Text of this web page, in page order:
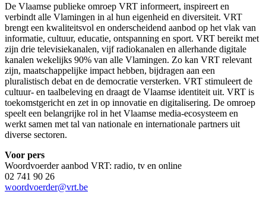
De Vlaamse publieke omroep VRT informeert, inspireert en
verbindt alle Vlamingen in al hun eigenheid en diversiteit. VRT
brengt een kwaliteitsvol en onderscheidend aanbod op het vlak van
informatie, cultuur, educatie, ontspanning en sport. VRT bereikt met
zijn drie televisiekanalen, vijf radiokanalen en allerhande digitale
kanalen wekelijks 90% van alle Vlamingen. Zo kan VRT relevant
zijn, maatschappelijke impact hebben, bijdragen aan een
pluralistisch debat en de democratie versterken. VRT stimuleert de
cultuur- en taalbeleving en draagt de Vlaamse identiteit uit. VRT is
toekomstgericht en zet in op innovatie en digitalisering. De omroep
speelt een belangrijke rol in het Vlaamse media-ecosysteem en
werkt samen met tal van nationale en internationale partners uit
diverse sectoren.
Voor pers
Woordvoerder aanbod VRT: radio, tv en online
02 741 90 26
woordvoerder@vrt.be